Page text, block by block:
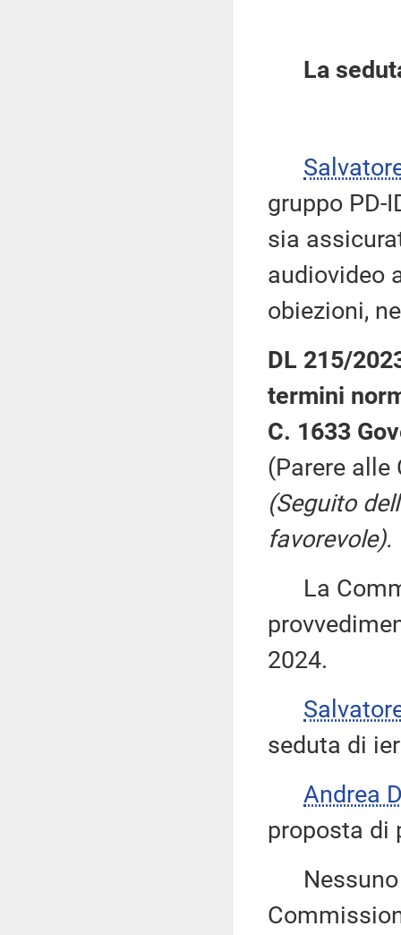
La
gruppo PD-
sia
audiovideo
obiezioni,
DL 215/
termini
C. 1633
(Parere alle
(Seguito
favorevole).
La
2024.
seduta di
Andrea
proposta di
Nessuno